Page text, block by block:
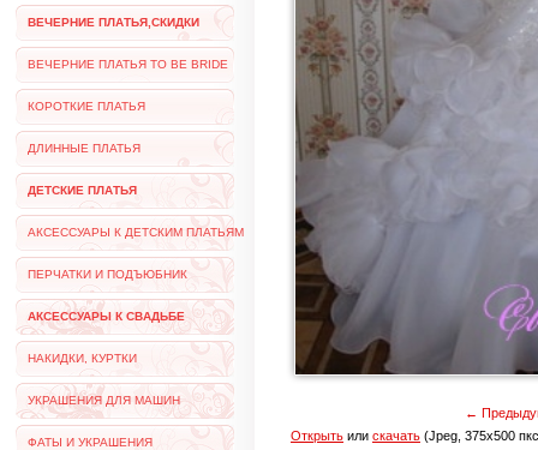
←
Открыть или скачать (Jpeg, 375x500
ВЕЧЕРНИЕ ПЛАТЬЯ,СКИДКИ
ВЕЧЕРНИЕ ПЛАТЬЯ TO BE BRIDE
КОРОТКИЕ ПЛАТЬЯ
ДЛИННЫЕ ПЛАТЬЯ
ДЕТСКИЕ ПЛАТЬЯ
АКСЕССУАРЫ К ДЕТСКИМ ПЛАТЬЯМ
ПЕРЧАТКИ И ПОДЪЮБНИК
АКСЕССУАРЫ К СВАДЬБЕ
НАКИДКИ, КУРТКИ
УКРАШЕНИЯ ДЛЯ МАШИН
ФАТЫ И УКРАШЕНИЯ